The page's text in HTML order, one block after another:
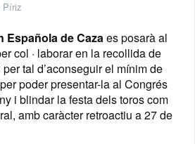
Píriz
Española de Cazaes posarà al
col · laborar en la recollida de
tal d’aconseguir el mínim de
poder presentar-la al Congrés
i blindar la festa dels toros com
amb caràcter retroactiu a 27 de